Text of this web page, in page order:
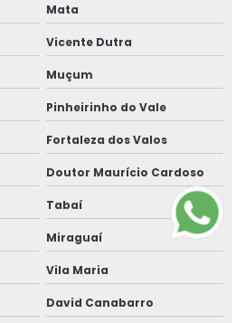
Mata
Vicente Dutra
Muçum
Pinheirinho do Vale
Fortaleza dos Valos
Doutor Maurício Cardoso
Tabaí
Miraguaí
Vila Maria
David Canabarro